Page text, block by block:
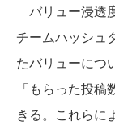
バリュー浸透
チームハッシュ
たバリューにつ
「もらった投
きる。これらに